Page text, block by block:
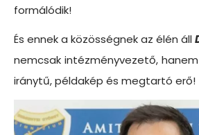
formálódik!
És ennek a közösségnek az élén áll
nemcsak intézményvezető,
iránytű, példakép és megtartó erő!